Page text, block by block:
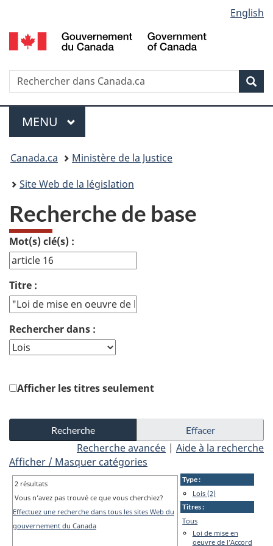
au
contenu
Â«
propos
de
la
HTML
simplifiÃ©e
selection
English
Recherche
Menu
MENU PRINCIPAL
Vous
etes
ici
Canada.ca
Ministère de la Justice
Site Web de la législation
Recherche de base
Mot(s) clé(s) :
Titre :
Rechercher dans :
Afficher les titres seulement
Recherche avancée | Aide à la recherche
Afficher / Masquer catégories
2 résultats
Vous n’avez pas trouvé ce que vous cherchiez?
Effectuez une recherche dans tous les sites Web du
gouvernement du Canada
Type :
Lois (2)
Titres :
Tous
Loi de mise en
oeuvre de l’Accord